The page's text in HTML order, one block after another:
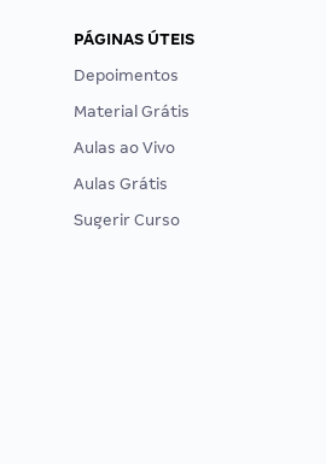
PÁGINAS ÚTEIS
Depoimentos
Material Grátis
Aulas ao Vivo
Aulas Grátis
Sugerir Curso